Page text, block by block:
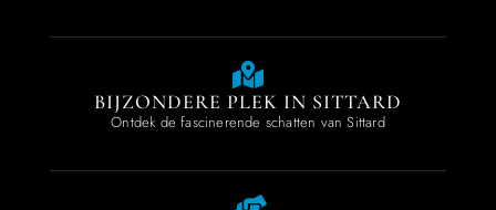
BIJZONDERE PLEK IN SITTARD
Ontdek de fascinerende schatten van Sittard